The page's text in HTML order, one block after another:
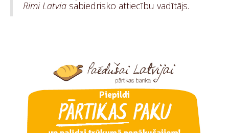
Rimi Latvia sabiedrisko attiecību vadītājs.